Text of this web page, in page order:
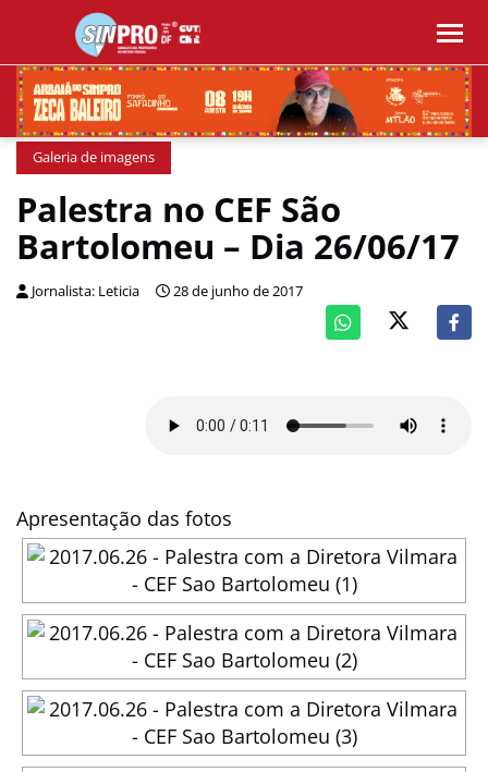
Galeria de imagens
Palestra no CEF São
Bartolomeu – Dia 26/06/17
Jornalista: Leticia 28 de junho de 2017
Apresentação das fotos